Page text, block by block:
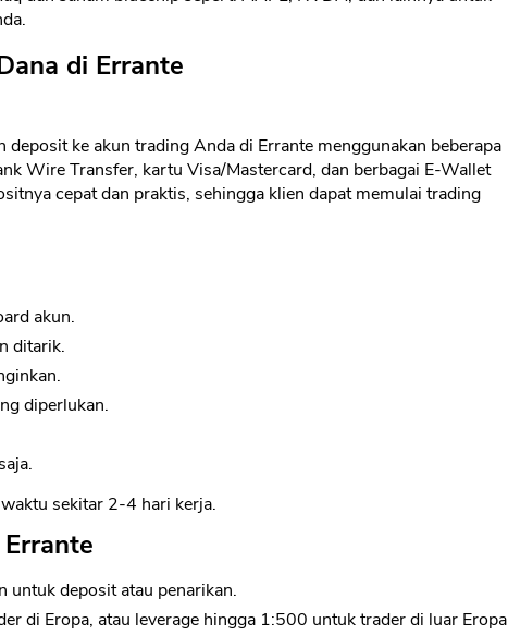
di Errante
deposit ke akun trading Anda di Errante menggunakan beberapa
Wire Transfer, kartu Visa/Mastercard, dan berbagai E-Wallet
cepat dan praktis, sehingga klien dapat memulai trading
akun.
ditarik.
diperlukan.
sekitar 2-4 hari kerja.
untuk deposit atau penarikan.
di Eropa, atau leverage hingga 1:500 untuk trader di luar Eropa